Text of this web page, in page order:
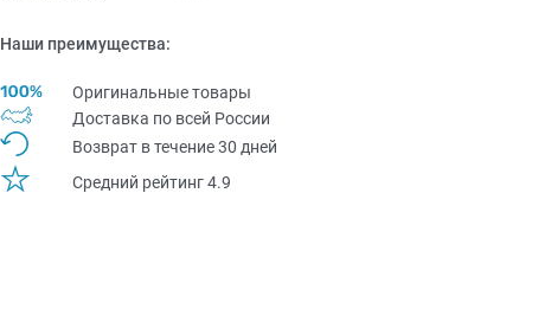
Наши преимущества:
Оригинальные товары
Доставка по всей Pоссии
Возврат в течение 30 дней
Средний рейтинг 4.9